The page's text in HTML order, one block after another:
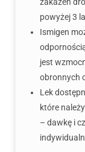
powyżej 3
Ismigen
jest
obronnych
Lek
które
– dawkę i